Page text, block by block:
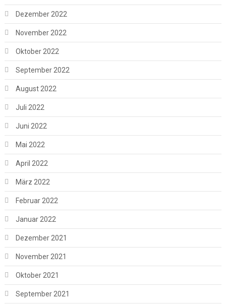
Dezember 2022
November 2022
Oktober 2022
September 2022
August 2022
Juli 2022
Juni 2022
Mai 2022
April 2022
März 2022
Februar 2022
Januar 2022
Dezember 2021
November 2021
Oktober 2021
September 2021